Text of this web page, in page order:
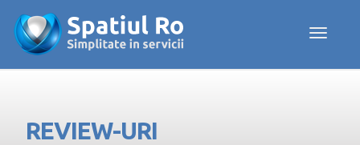
Toggle
REVIEW-URI